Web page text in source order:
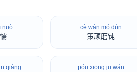
nuò cè wán mó dùn
策顽磨钝
qiáng póu xiōng jū wán